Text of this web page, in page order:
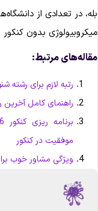
در تعدادی از
بدون کنکور
مرتبط:
رتبه لازم برای رشته
راهنمای کامل آخرین
موفقیت در کنکور
ویژگی مشاور خوب